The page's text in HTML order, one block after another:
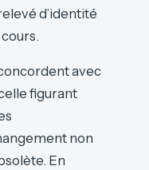
d’identité
avec
figurant
non
En